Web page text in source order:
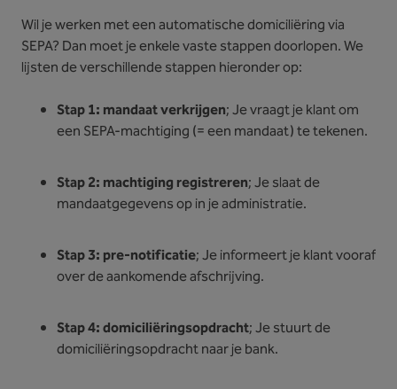
Wil je werken met een automatische domiciliëring via
SEPA? Dan moet je enkele vaste stappen doorlopen. We
lijsten de verschillende stappen hieronder op:
Stap 1: mandaat verkrijgen; Je vraagt je klant om
een SEPA-machtiging (= een mandaat) te tekenen.
Stap 2: machtiging registreren; Je slaat de
mandaatgegevens op in je administratie.
Stap 3: pre-notificatie; Je informeert je klant vooraf
over de aankomende afschrijving.
Stap 4: domiciliëringsopdracht; Je stuurt de
domiciliëringsopdracht naar je bank.